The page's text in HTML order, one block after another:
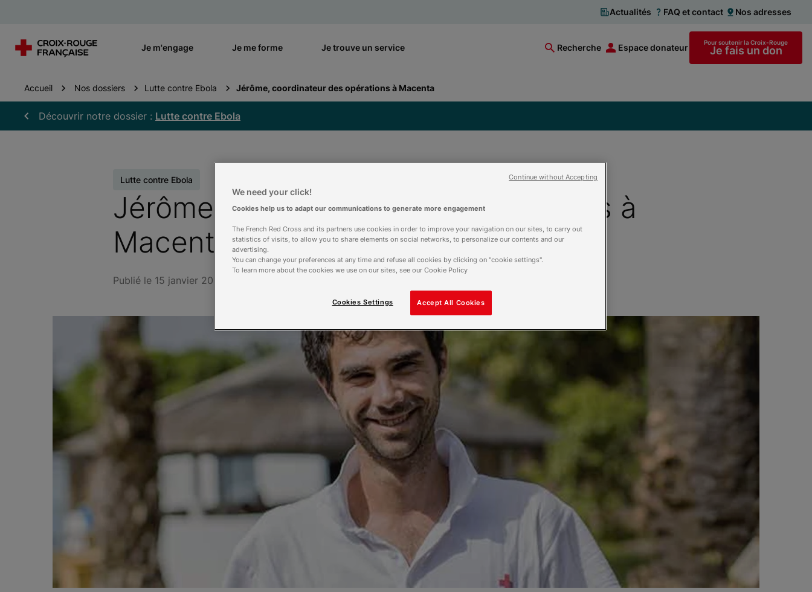
Actualités FAQ et contact Nos adresses
Je m'engage Je me forme Je trouve un service Recherche Espace donateur Pour soutenir la Croix-Rouge
Je fais un don
Accueil Nos dossiers Lutte contre Ebola Jérôme, coordinateur des opérations à Macenta
Découvrir notre dossier : Lutte contre Ebola
Lutte contre Ebola
Jérôme, coordinateur des opérations à
Macenta
Publié le 15 janvier 2015
We need your click!
Cookies help us to adapt our communications to generate more engagement
The French Red Cross and its partners use cookies in order to improve your navigation on our sites, to carry out
statistics of visits, to allow you to share elements on social networks, to personalize our contents and our
advertising.
You can change your preferences at any time and refuse all cookies by clicking on "cookie settings".
To learn more about the cookies we use on our sites, see our Cookie Policy
Accept All Cookies
Cookies Settings
Continue without Accepting